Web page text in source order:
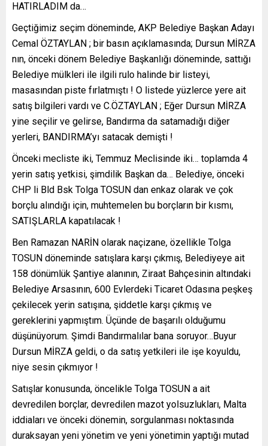
HATIRLADIM da…
Geçtiğimiz seçim döneminde, AKP Belediye Başkan Adayı
Cemal ÖZTAYLAN ; bir basın açıklamasında; Dursun MİRZA
nın, önceki dönem Belediye Başkanlığı döneminde, sattığı
Belediye mülkleri ile ilgili rulo halinde bir listeyi,
masasından piste fırlatmıştı ! O listede yüzlerce yere ait
satış bilgileri vardı ve C.ÖZTAYLAN ; Eğer Dursun MİRZA
yine seçilir ve gelirse, Bandırma da satamadığı diğer
yerleri, BANDIRMA’yı satacak demişti !
Önceki mecliste iki, Temmuz Meclisinde iki… toplamda 4
yerin satış yetkisi, şimdilik Başkan da… Belediye, önceki
CHP li Bld Bsk Tolga TOSUN dan enkaz olarak ve çok
borçlu alındığı için, muhtemelen bu borçların bir kısmı,
SATIŞLARLA kapatılacak !
Ben Ramazan NARİN olarak naçizane, özellikle Tolga
TOSUN döneminde satışlara karşı çıkmış, Belediyeye ait
158 dönümlük Şantiye alanının, Ziraat Bahçesinin altındaki
Belediye Arsasının, 600 Evlerdeki Ticaret Odasına peşkeş
çekilecek yerin satışına, şiddetle karşı çıkmış ve
gereklerini yapmıştım. Üçünde de başarılı olduğumu
düşünüyorum. Şimdi Bandırmalılar bana soruyor…Buyur
Dursun MİRZA geldi, o da satış yetkileri ile işe koyuldu,
niye sesin çıkmıyor !
Satışlar konusunda, öncelikle Tolga TOSUN a ait
devredilen borçlar, devredilen mazot yolsuzlukları, Malta
iddiaları ve önceki dönemin, sorgulanması noktasında
duraksayan yeni yönetim ve yeni yönetimin yaptığı mutad